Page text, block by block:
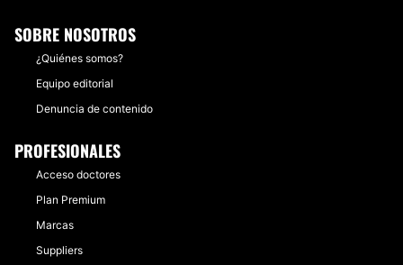
SOBRE NOSOTROS
¿Quiénes somos?
Equipo editorial
Denuncia de contenido
PROFESIONALES
Acceso doctores
Plan Premium
Marcas
Suppliers